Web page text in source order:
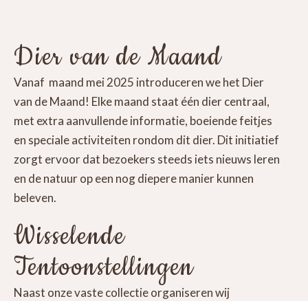
Dier van de Maand
Vanaf maand mei 2025 introduceren we het Dier
van de Maand! Elke maand staat één dier centraal,
met extra aanvullende informatie, boeiende feitjes
en speciale activiteiten rondom dit dier. Dit initiatief
zorgt ervoor dat bezoekers steeds iets nieuws leren
en de natuur op een nog diepere manier kunnen
beleven.
Wisselende
Tentoonstellingen
Naast onze vaste collectie organiseren wij